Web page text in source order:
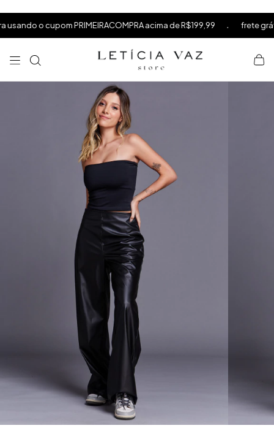
o cupom PRIMEIRACOMPRA acima de R$199,99 . frete grátis